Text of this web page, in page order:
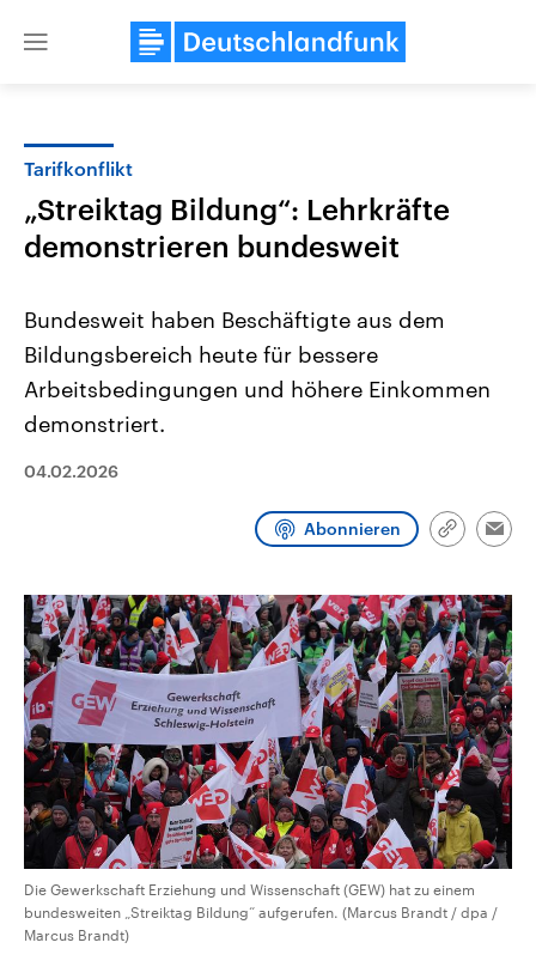
Close
Landtagswahl Sachsen-Anhalt
2026
Sachsen-Anhalt wählt am 6.
Bundesland von einer Koalition aus
und Hintergründe zu den Parteien
und Kandidaten der anstehenden
Wahl.
den mächtigsten Ländern
mit großem Einfluss auf
aktuelle Weltgeschehen.
Sendungen Programm Podcasts
Audio-Archiv
Tarifkonflikt
„Streiktag Bildung“: Lehrkräfte
demonstrieren bundesweit
Bundesweit haben Beschäftigte aus dem
Bildungsbereich heute für bessere
Arbeitsbedingungen und höhere Einkommen
demonstriert.
04.02.2026
Abonnieren
Link
Die Gewerkschaft Erziehung und Wissenschaft (GEW) hat zu einem
bundesweiten „Streiktag Bildung“ aufgerufen. (Marcus Brandt / dpa /
Marcus Brandt)